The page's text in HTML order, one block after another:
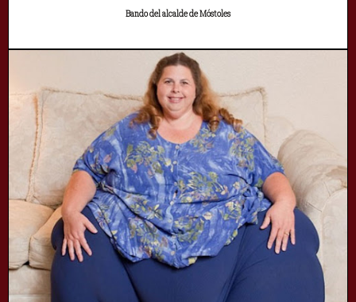
Bando del alcalde de Móstoles